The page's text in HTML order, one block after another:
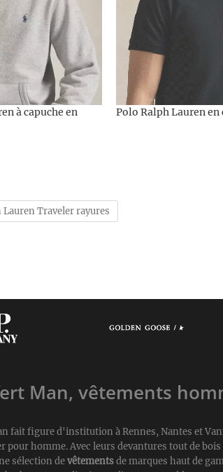
à capuche en
Polo Ralph Lauren
Lauren Traveler rayures
Man, vêtements
fait figure d'institution à Rennes, Nantes et
homme. Avec leurs devantures tout de
sélection devêtementsde marques haut de